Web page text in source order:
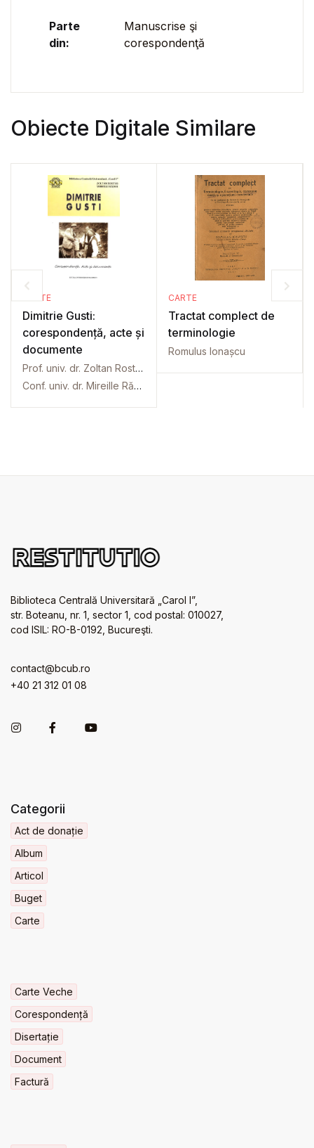
Parte
din:
Manuscrise şi
corespondenţă
Obiecte Digitale Similare
CARTE
Dimitrie Gusti:
corespondență, acte și
documente
Prof. univ. dr. Zoltan Rostas
Conf. univ. dr. Mireille Rădoi
CARTE
Tractat complect de
terminologie
Romulus Ionașcu
Biblioteca Centrală Universitară „Carol I”,
str. Boteanu, nr. 1, sector 1, cod postal: 010027,
cod ISIL: RO-B-0192, Bucureşti.
contact@bcub.ro
+40 21 312 01 08
Categorii
Act de donație
Album
Articol
Buget
Carte
Carte Veche
Corespondență
Disertație
Document
Factură